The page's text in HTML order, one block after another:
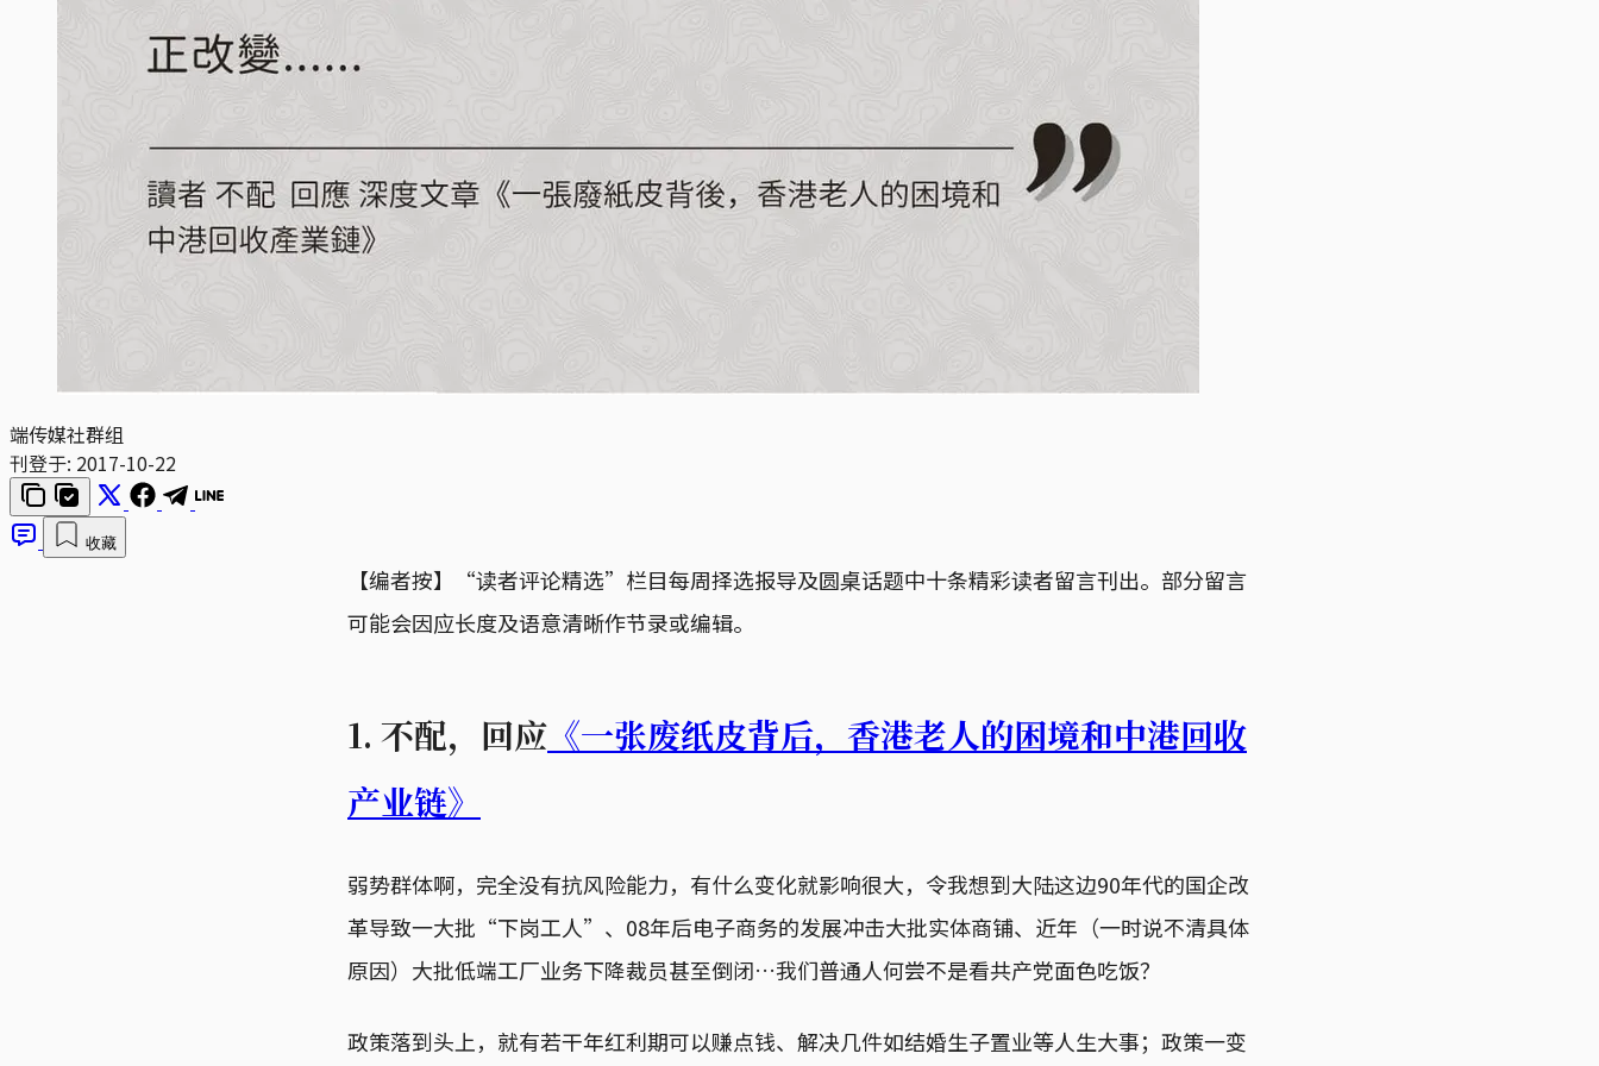
端传媒社群组
刊登于: 2017-10-22
收藏
【编者按】“读者评论精选”栏目每周择选报导及圆桌话题中十条精彩读者留言刊出。部分留言
可能会因应长度及语意清晰作节录或编辑。
1. 不配，回应 《一张废纸皮背后，香港老人的困境和中港回收
产业链》
弱势群体啊，完全没有抗风险能力，有什么变化就影响很大，令我想到大陆这边90年代的国企改
革导致一大批“下岗工人”、08年后电子商务的发展冲击大批实体商铺、近年（一时说不清具体
原因）大批低端工厂业务下降裁员甚至倒闭…我们普通人何尝不是看共产党面色吃饭？
政策落到头上，就有若干年红利期可以赚点钱、解决几件如结婚生子置业等人生大事；政策一变